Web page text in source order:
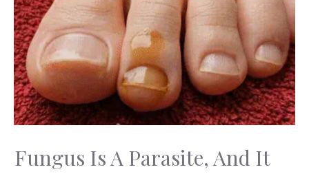
Fungus Is A Parasite, And It